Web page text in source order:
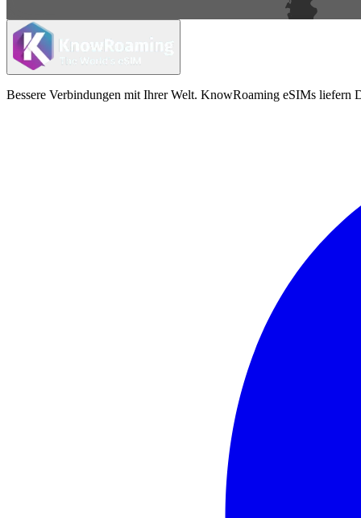
Bessere Verbindungen mit Ihrer Welt. KnowRoaming eSIMs liefern